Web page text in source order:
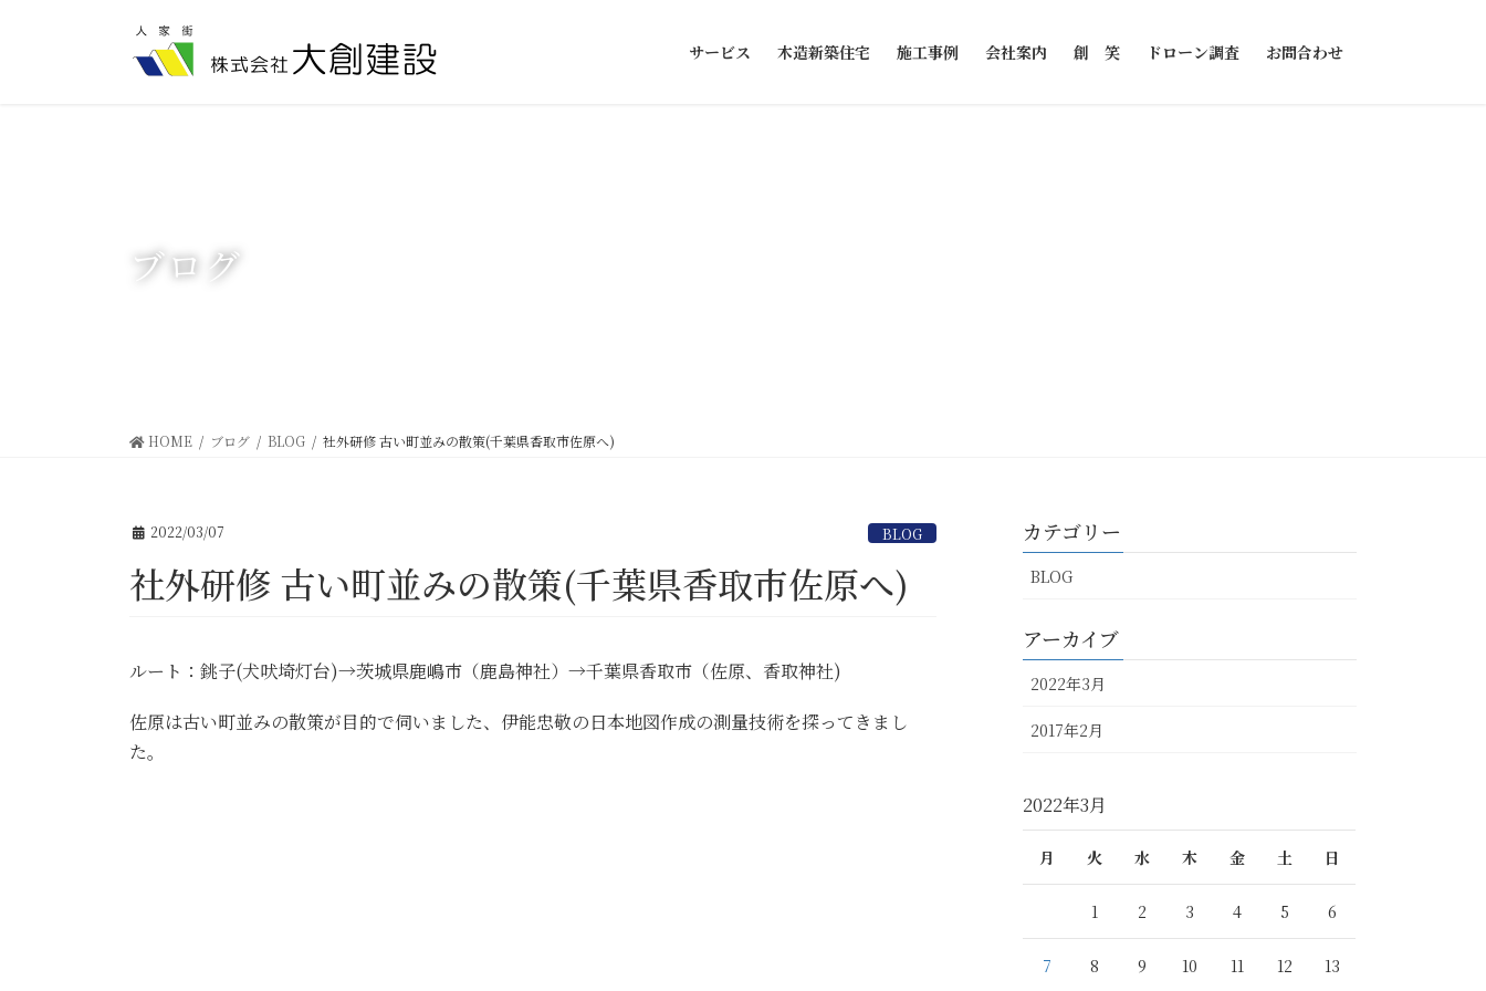
サービス 木造新築住宅 施工事例 会社案内 創 笑 ドローン調査 お問合わせ
ブログ
HOME ブログ BLOG 社外研修 古い町並みの散策(千葉県香取市佐原へ)
2022/03/07 BLOG
社外研修 古い町並みの散策(千葉県香取市佐原へ)
ルート：銚子(犬吠埼灯台)→茨城県鹿嶋市（鹿島神社）→千葉県香取市（佐原、香取神社)
佐原は古い町並みの散策が目的で伺いました、伊能忠敬の日本地図作成の測量技術を探ってきまし
た。
カテゴリー
BLOG
アーカイブ
2022年3月
2017年2月
2022年3月
月 火 水 木 金 土 日
1 2 3 4 5 6
7 8 9 10 11 12 13